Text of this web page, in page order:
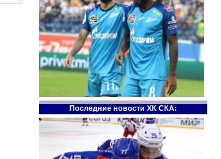
Последние новости ХК СКА: